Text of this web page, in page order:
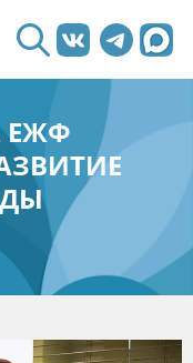
ЕЖФ